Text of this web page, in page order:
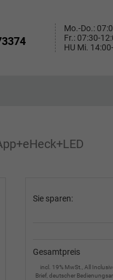
Mo.-Do.:
Fr.: 07:30-
HU Mi.
Sie sparen:
Gesamtpreis
incl. 19% MwSt., All
Brief, deutscher